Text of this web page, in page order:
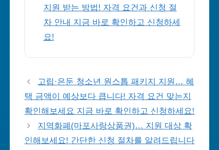
지원 받는 방법! 자격 요건과 신청 절
차 안내 지금 바로 확인하고 신청하세
요!
고립·은둔 청소년 원스톱 패키지 지원… 혜
택 금액이 예상보다 큽니다! 자격 요건 맞는지
확인해보세요 지금 바로 확인하고 신청하세요!
지역화폐(마포사랑상품권)… 지원 대상 확
인해보세요! 간단한 신청 절차를 알려드립니다